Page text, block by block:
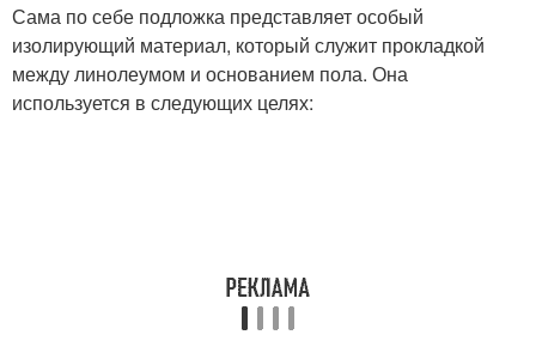
Сама по себе подложка представляет особый
изолирующий материал, который служит прокладкой
между линолеумом и основанием пола. Она
используется в следующих целях: